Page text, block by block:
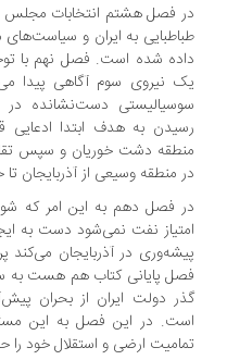
فصل هشتم انتخابات مجلس
به ایران و سیاست‌های
شده است. فصل نهم با توجه به
نیروی سوم آگاهی پیدا می‌کند،
دست‌نشانده در شمال
به هدف ابتدا ادعایی قدیمی
دشت خوریان و سپس تقاضا
منطقه وسیعی از آذربایجان تا
فصل دهم به این امر که شوروی
نفت نمی‌شود دست به ایجاد
در آذربایجان می‌کند
پایانی کتاب هم هست به سقوط
دولت ایران از بحران
در این فصل به این مسئله که
ارضی و استقلال خود را حفظ